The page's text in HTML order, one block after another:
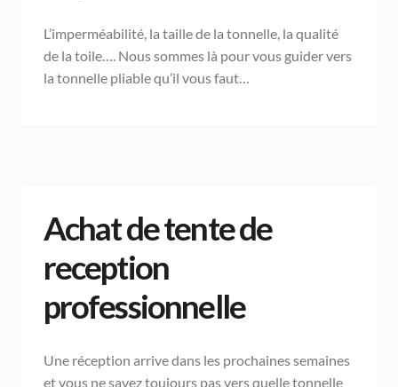
L’imperméabilité, la taille de la tonnelle, la qualité
de la toile…. Nous sommes là pour vous guider vers
la tonnelle pliable qu’il vous faut…
Achat de tente de
reception
professionnelle
Une réception arrive dans les prochaines semaines
et vous ne savez toujours pas vers quelle tonnelle